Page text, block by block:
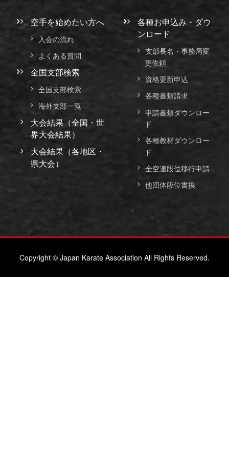
空手を始めたい方へ
入会の流れ
よくある質問
全国支部検索
全国支部検索
海外支部一覧
大会結果（全国・世
界大会結果）
大会結果（各地区・
県大会）
各種お申込み・ダウ
ンロード
支部長名・事務局変
更依頼
資格更新申込
各種書類請求
申請書類ダウンロー
ド
各種教材ダウンロー
ド
全空連段位移行申請
他団体段位書換
Copyright © Japan Karate Association All Rights Reserved.